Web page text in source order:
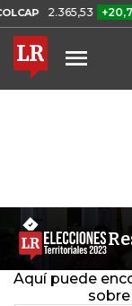
2.365,53 +20,72
Aquí puede